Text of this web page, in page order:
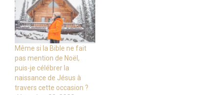
Même si la Bible ne fait
pas mention de Noël,
puis-je célébrer la
naissance de Jésus à
travers cette occasion ?